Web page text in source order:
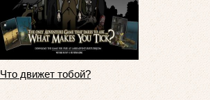
Что движет тобой?